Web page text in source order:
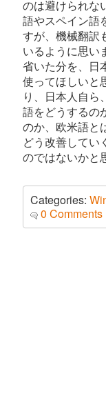
のは避けられな
語やスペイン語
すが、機械翻訳
いるように思い
省いた分を、日
使ってほしいと
り、日本人自ら
語をどうするの
のか、欧米語と
どう改善してい
のではないかと
Categories:
0 Comments